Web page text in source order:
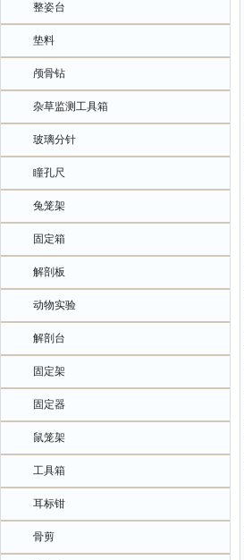
整姿台
垫料
颅骨钻
杂草监测工具箱
玻璃分针
瞳孔尺
兔笼架
固定箱
解剖板
动物实验
解剖台
固定架
固定器
鼠笼架
工具箱
耳标钳
骨剪